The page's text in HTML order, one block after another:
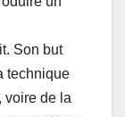
Son but
technique
voire de la